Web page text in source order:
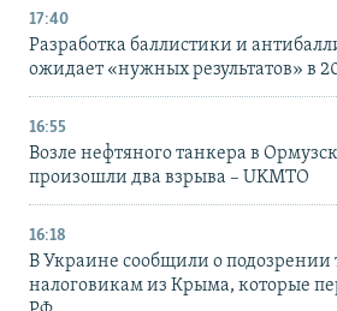
17:40
Разработка баллистики и
ожидает «нужных результатов» в
16:55
Возле нефтяного танкера в
произошли два взрыва – UKMTO
16:18
В Украине сообщили о
налоговикам из Крыма, которые